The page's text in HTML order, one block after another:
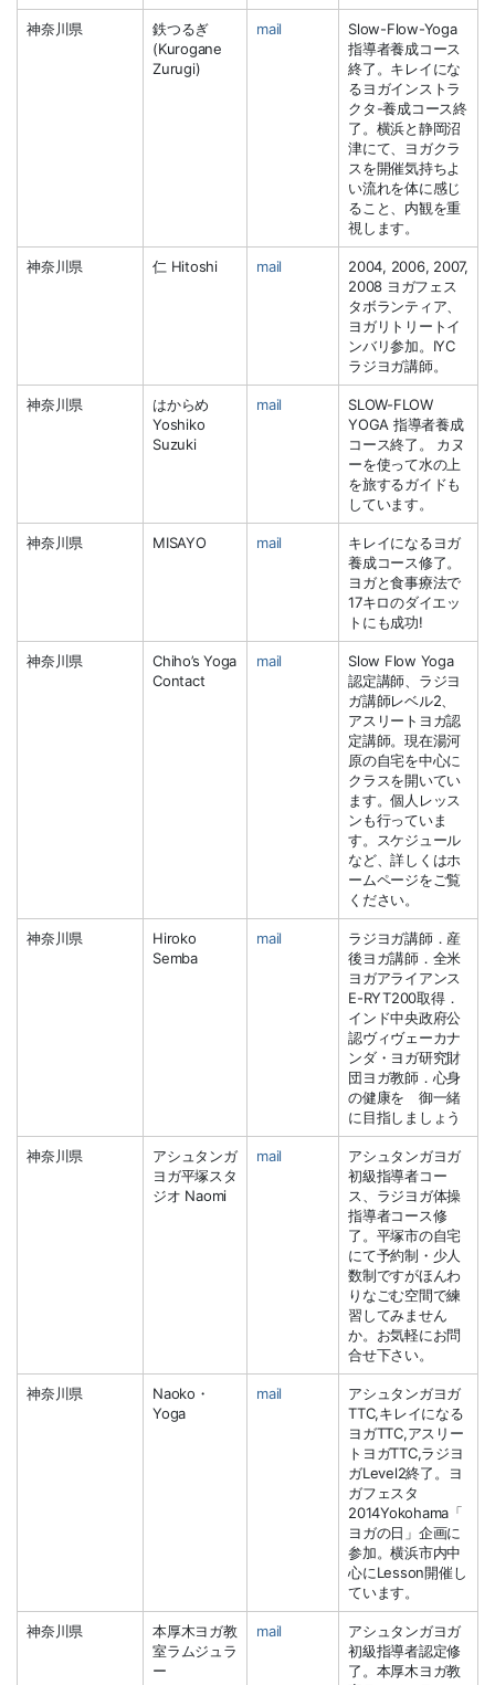
神奈川県
鉄つるぎ
(Kurogane
Zurugi)
mail
Slow-Flow-Yoga
指導者養成コース
終了。キレイにな
るヨガインストラ
クタ-養成コース終
了。横浜と静岡沼
津にて、ヨガクラ
スを開催気持ちよ
い流れを体に感じ
ること、内観を重
視します。
神奈川県 仁 Hitoshi mail
2004, 2006, 2007,
2008 ヨガフェス
タボランティア、
ヨガリトリートイ
ンバリ参加。IYC
ラジヨガ講師。
神奈川県
はからめ
Yoshiko
Suzuki
mail
SLOW-FLOW
YOGA 指導者養成
コース終了。 カヌ
ーを使って水の上
を旅するガイドも
しています。
神奈川県 MISAYO mail
キレイになるヨガ
養成コース修了。
ヨガと食事療法で
17キロのダイエッ
トにも成功!
神奈川県
Chiho’s Yoga
Contact
mail
Slow Flow Yoga
認定講師、ラジヨ
ガ講師レベル2、
アスリートヨガ認
定講師。現在湯河
原の自宅を中心に
クラスを開いてい
ます。個人レッス
ンも行っていま
す。スケジュール
など、詳しくはホ
ームページをご覧
ください。
神奈川県
Hiroko
Semba
mail
ラジヨガ講師．産
後ヨガ講師．全米
ヨガアライアンス
E-RYT200取得．
インド中央政府公
認ヴィヴェーカナ
ンダ・ヨガ研究財
団ヨガ教師．心身
の健康を 御一緒
に目指しましょう
神奈川県
アシュタンガ
ヨガ平塚スタ
ジオ Naomi
mail
アシュタンガヨガ
初級指導者コー
ス、ラジヨガ体操
指導者コース修
了。平塚市の自宅
にて予約制・少人
数制ですがほんわ
りなごむ空間で練
習してみません
か。お気軽にお問
合せ下さい。
神奈川県
Naoko・
Yoga
mail
アシュタンガヨガ
TTC,キレイになる
ヨガTTC,アスリー
トヨガTTC,ラジヨ
ガLevel2終了。ヨ
ガフェスタ
2014Yokohama「
ヨガの日」企画に
参加。横浜市内中
心にLesson開催し
ています。
神奈川県
本厚木ヨガ教
室ラムジュラ
ー
mail
アシュタンガヨガ
初級指導者認定修
了。本厚木ヨガ教